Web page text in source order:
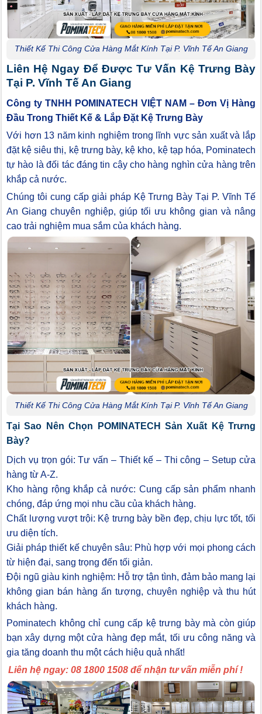
Thiết Kế Thi Công Cửa Hàng Mắt Kính Tại P. Vĩnh Tế An Giang
Liên Hệ Ngay Để Được Tư Vấn Kệ Trưng Bày
Tại P. Vĩnh Tế An Giang
Công ty TNHH POMINATECH VIỆT NAM – Đơn Vị Hàng
Đầu Trong Thiết Kế & Lắp Đặt Kệ Trưng Bày
Với hơn 13 năm kinh nghiệm trong lĩnh vực sản xuất và lắp
đặt kệ siêu thị, kệ trưng bày, kệ kho, kệ tạp hóa, Pominatech
tự hào là đối tác đáng tin cậy cho hàng nghìn cửa hàng trên
khắp cả nước.
Chúng tôi cung cấp giải pháp Kệ Trưng Bày Tại P. Vĩnh Tế
An Giang chuyên nghiệp, giúp tối ưu không gian và nâng
cao trải nghiệm mua sắm của khách hàng.
Thiết Kế Thi Công Cửa Hàng Mắt Kính Tại P. Vĩnh Tế An Giang
Tại Sao Nên Chọn POMINATECH Sản Xuất Kệ Trưng
Bày?
Dịch vụ trọn gói: Tư vấn – Thiết kế – Thi công – Setup cửa
hàng từ A-Z.
Kho hàng rộng khắp cả nước: Cung cấp sản phẩm nhanh
chóng, đáp ứng mọi nhu cầu của khách hàng.
Chất lượng vượt trội: Kệ trưng bày bền đẹp, chịu lực tốt, tối
ưu diện tích.
Giải pháp thiết kế chuyên sâu: Phù hợp với mọi phong cách
từ hiện đại, sang trọng đến tối giản.
Đội ngũ giàu kinh nghiệm: Hỗ trợ tận tình, đảm bảo mang lại
không gian bán hàng ấn tượng, chuyên nghiệp và thu hút
khách hàng.
Pominatech không chỉ cung cấp kệ trưng bày mà còn giúp
bạn xây dựng một cửa hàng đẹp mắt, tối ưu công năng và
gia tăng doanh thu một cách hiệu quả nhất!
Liên hệ ngay: 08 1800 1508 để nhận tư vấn miễn phí !